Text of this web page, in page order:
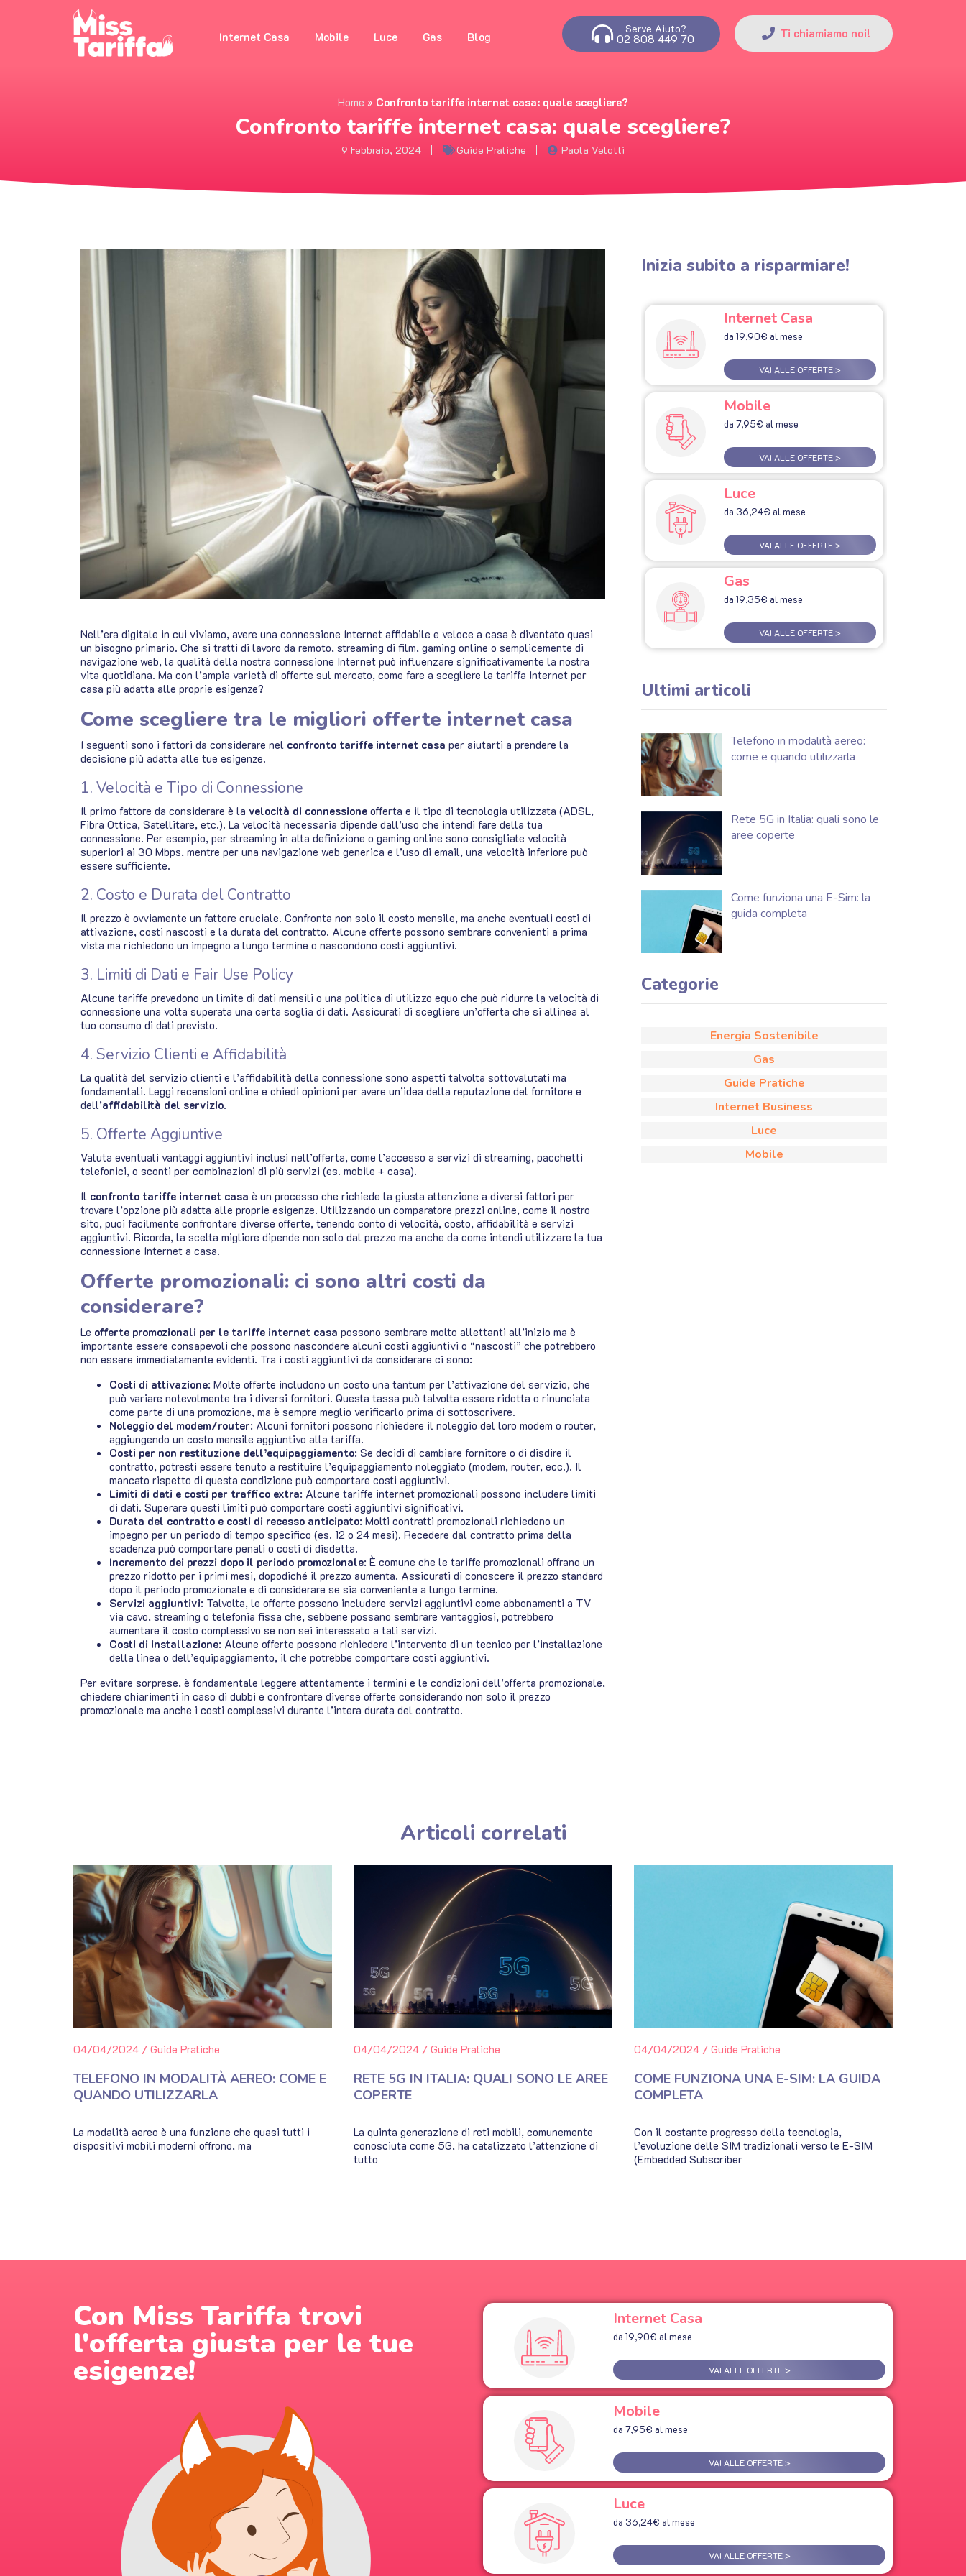
Internet Casa Mobile Luce Gas Blog
Serve Aiuto?
02 808 449 70 Ti chiamiamo noi!
Home » Confronto tariffe internet casa: quale scegliere?
Confronto tariffe internet casa: quale scegliere?
9 Febbraio, 2024 Guide Pratiche Paola Velotti
Nell’era digitale in cui viviamo, avere una connessione Internet affidabile e veloce a casa è diventato quasi
un bisogno primario. Che si tratti di lavoro da remoto, streaming di film, gaming online o semplicemente di
navigazione web, la qualità della nostra connessione Internet può influenzare significativamente la nostra
vita quotidiana. Ma con l’ampia varietà di offerte sul mercato, come fare a scegliere la tariffa Internet per
casa più adatta alle proprie esigenze?
Come scegliere tra le migliori offerte internet casa
I seguenti sono i fattori da considerare nel confronto tariffe internet casa per aiutarti a prendere la
decisione più adatta alle tue esigenze.
1. Velocità e Tipo di Connessione
Il primo fattore da considerare è la velocità di connessione offerta e il tipo di tecnologia utilizzata (ADSL,
Fibra Ottica, Satellitare, etc.). La velocità necessaria dipende dall’uso che intendi fare della tua
connessione. Per esempio, per streaming in alta definizione o gaming online sono consigliate velocità
superiori ai 30 Mbps, mentre per una navigazione web generica e l’uso di email, una velocità inferiore può
essere sufficiente.
2. Costo e Durata del Contratto
Il prezzo è ovviamente un fattore cruciale. Confronta non solo il costo mensile, ma anche eventuali costi di
attivazione, costi nascosti e la durata del contratto. Alcune offerte possono sembrare convenienti a prima
vista ma richiedono un impegno a lungo termine o nascondono costi aggiuntivi.
3. Limiti di Dati e Fair Use Policy
Alcune tariffe prevedono un limite di dati mensili o una politica di utilizzo equo che può ridurre la velocità di
connessione una volta superata una certa soglia di dati. Assicurati di scegliere un’offerta che si allinea al
tuo consumo di dati previsto.
4. Servizio Clienti e Affidabilità
La qualità del servizio clienti e l’affidabilità della connessione sono aspetti talvolta sottovalutati ma
fondamentali. Leggi recensioni online e chiedi opinioni per avere un’idea della reputazione del fornitore e
dell’affidabilità del servizio.
5. Offerte Aggiuntive
Valuta eventuali vantaggi aggiuntivi inclusi nell’offerta, come l’accesso a servizi di streaming, pacchetti
telefonici, o sconti per combinazioni di più servizi (es. mobile + casa).
Il confronto tariffe internet casa è un processo che richiede la giusta attenzione a diversi fattori per
trovare l’opzione più adatta alle proprie esigenze. Utilizzando un comparatore prezzi online, come il nostro
sito, puoi facilmente confrontare diverse offerte, tenendo conto di velocità, costo, affidabilità e servizi
aggiuntivi. Ricorda, la scelta migliore dipende non solo dal prezzo ma anche da come intendi utilizzare la tua
connessione Internet a casa.
Offerte promozionali: ci sono altri costi da
considerare?
Le offerte promozionali per le tariffe internet casa possono sembrare molto allettanti all’inizio ma è
importante essere consapevoli che possono nascondere alcuni costi aggiuntivi o “nascosti” che potrebbero
non essere immediatamente evidenti. Tra i costi aggiuntivi da considerare ci sono:
Costi di attivazione: Molte offerte includono un costo una tantum per l’attivazione del servizio, che
può variare notevolmente tra i diversi fornitori. Questa tassa può talvolta essere ridotta o rinunciata
come parte di una promozione, ma è sempre meglio verificarlo prima di sottoscrivere.
Noleggio del modem/router: Alcuni fornitori possono richiedere il noleggio del loro modem o router,
aggiungendo un costo mensile aggiuntivo alla tariffa.
Costi per non restituzione dell’equipaggiamento: Se decidi di cambiare fornitore o di disdire il
contratto, potresti essere tenuto a restituire l’equipaggiamento noleggiato (modem, router, ecc.). Il
mancato rispetto di questa condizione può comportare costi aggiuntivi.
Limiti di dati e costi per traffico extra: Alcune tariffe internet promozionali possono includere limiti
di dati. Superare questi limiti può comportare costi aggiuntivi significativi.
Durata del contratto e costi di recesso anticipato: Molti contratti promozionali richiedono un
impegno per un periodo di tempo specifico (es. 12 o 24 mesi). Recedere dal contratto prima della
scadenza può comportare penali o costi di disdetta.
Incremento dei prezzi dopo il periodo promozionale: È comune che le tariffe promozionali offrano un
prezzo ridotto per i primi mesi, dopodiché il prezzo aumenta. Assicurati di conoscere il prezzo standard
dopo il periodo promozionale e di considerare se sia conveniente a lungo termine.
Servizi aggiuntivi: Talvolta, le offerte possono includere servizi aggiuntivi come abbonamenti a TV
via cavo, streaming o telefonia fissa che, sebbene possano sembrare vantaggiosi, potrebbero
aumentare il costo complessivo se non sei interessato a tali servizi.
Costi di installazione: Alcune offerte possono richiedere l’intervento di un tecnico per l’installazione
della linea o dell’equipaggiamento, il che potrebbe comportare costi aggiuntivi.
Per evitare sorprese, è fondamentale leggere attentamente i termini e le condizioni dell’offerta promozionale,
chiedere chiarimenti in caso di dubbi e confrontare diverse offerte considerando non solo il prezzo
promozionale ma anche i costi complessivi durante l’intera durata del contratto.
Inizia subito a risparmiare!
Internet Casa
da 19,90€ al mese
VAI ALLE OFFERTE >
Mobile
da 7,95€ al mese
VAI ALLE OFFERTE >
Luce
da 36,24€ al mese
VAI ALLE OFFERTE >
Gas
da 19,35€ al mese
VAI ALLE OFFERTE >
Ultimi articoli
Telefono in modalità aereo:
come e quando utilizzarla
Rete 5G in Italia: quali sono le
aree coperte
Come funziona una E-Sim: la
guida completa
Categorie
Energia Sostenibile
Gas
Guide Pratiche
Internet Business
Luce
Mobile
Articoli correlati
04/04/2024 / Guide Pratiche
TELEFONO IN MODALITÀ AEREO: COME E
QUANDO UTILIZZARLA
La modalità aereo è una funzione che quasi tutti i
dispositivi mobili moderni offrono, ma
04/04/2024 / Guide Pratiche
RETE 5G IN ITALIA: QUALI SONO LE AREE
COPERTE
La quinta generazione di reti mobili, comunemente
conosciuta come 5G, ha catalizzato l’attenzione di
tutto
04/04/2024 / Guide Pratiche
COME FUNZIONA UNA E-SIM: LA GUIDA
COMPLETA
Con il costante progresso della tecnologia,
l’evoluzione delle SIM tradizionali verso le E-SIM
(Embedded Subscriber
Con Miss Tariffa trovi
l'offerta giusta per le tue
esigenze!
Internet Casa
da 19,90€ al mese
VAI ALLE OFFERTE >
Mobile
da 7,95€ al mese
VAI ALLE OFFERTE >
Luce
da 36,24€ al mese
VAI ALLE OFFERTE >